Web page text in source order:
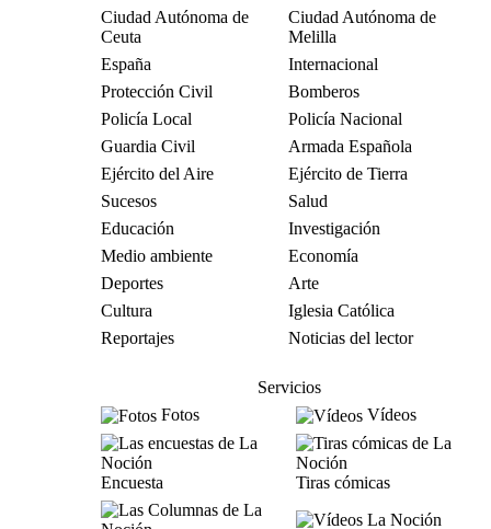
Ciudad Autónoma de
Ceuta
Ciudad Autónoma de
Melilla
España
Internacional
Protección Civil
Bomberos
Policía Local
Policía Nacional
Guardia Civil
Armada Española
Ejército del Aire
Ejército de Tierra
Sucesos
Salud
Educación
Investigación
Medio ambiente
Economía
Deportes
Arte
Cultura
Iglesia Católica
Reportajes
Noticias del lector
Servicios
Fotos
Vídeos
Encuesta Tiras cómicas